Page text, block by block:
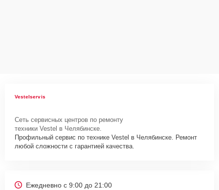
Vestelservis
Сеть сервисных центров по ремонту
техники Vestel в Челябинске.
Профильный сервис по технике Vestel в Челябинске. Ремонт
любой сложности с гарантией качества.
Ежедневно с 9:00 до 21:00